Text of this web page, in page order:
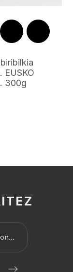
EUSKO
300g